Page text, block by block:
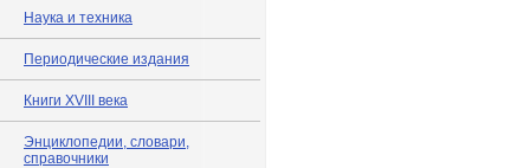
Наука и техника
Периодические издания
Книги XVIII века
Энциклопедии, словари,
справочники